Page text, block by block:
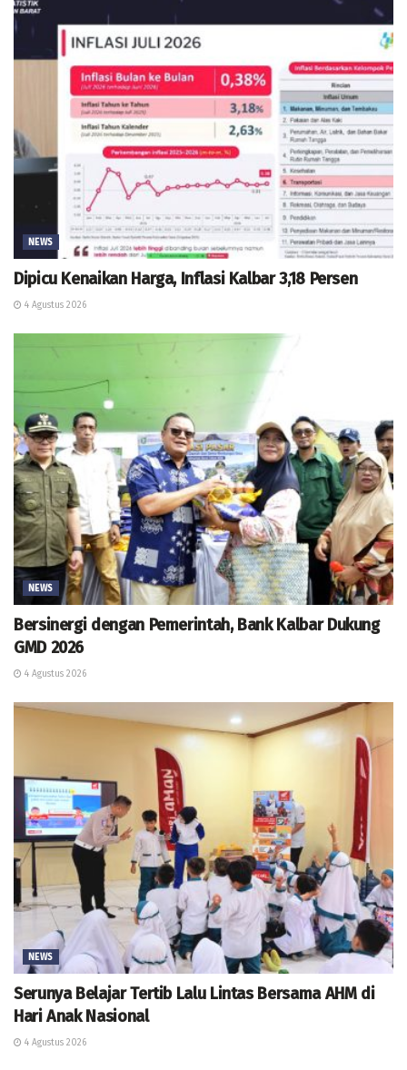
NEWS
Dipicu Kenaikan Harga, Inflasi Kalbar 3,18 Persen
4 Agustus 2026
NEWS
Bersinergi dengan Pemerintah, Bank Kalbar Dukung
GMD 2026
4 Agustus 2026
NEWS
Serunya Belajar Tertib Lalu Lintas Bersama AHM di
Hari Anak Nasional
4 Agustus 2026